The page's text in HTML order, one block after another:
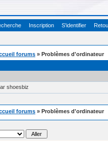
Inscription S'identifier
forums » Problèmes d'ordinateur
shoesbiz
forums » Problèmes d'ordinateur